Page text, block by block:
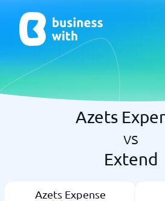
Azets
vs
Extend
Azets Expense